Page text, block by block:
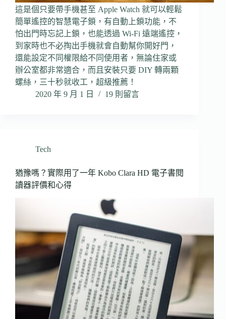
這是個只要帶手機甚至 Apple Watch 就可以輕鬆
簡單遙控的智慧電子鎖，有自動上鎖功能，不
怕出門時忘記上鎖，也能透過 Wi-Fi 遠端遙控，
到家時也不必掏出手機就會自動幫你開好門，
還能設定不同權限給不同使用者，無論住家或
辦公室都非常適合，而且安裝只要 DIY 轉兩顆
螺絲，三十秒就收工，超級推薦！
2020 年 9 月 1 日
19 則留言
Tech
猶豫嗎？實際用了一年 Kobo Clara HD 電子書閱
讀器評價和心得